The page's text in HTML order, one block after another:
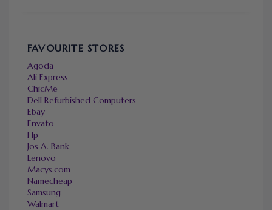
FAVOURITE STORES
Agoda
Ali Express
ChicMe
Dell Refurbished Computers
Ebay
Envato
Hp
Jos A. Bank
Lenovo
Macys.com
Namecheap
Samsung
Walmart